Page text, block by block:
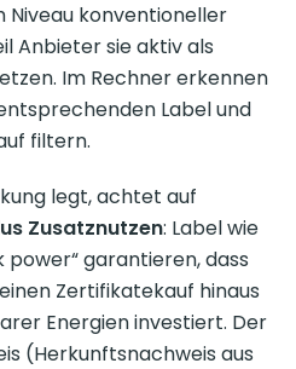
konventioneller
Anbieter sie aktiv als
Im Rechner erkennen
Label und
filtern.
legt, achtet auf
Zusatznutzen: Label wie
power“ garantieren, dass
Zertifikatekauf hinaus
Energien investiert. Der
(Herkunftsnachweis aus